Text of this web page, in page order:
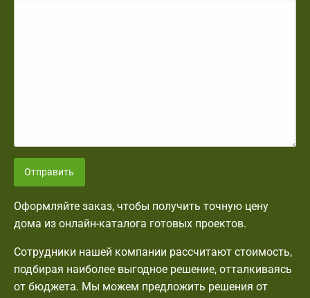
Отправить
Оформляйте заказ, чтобы получить точную цену
дома из онлайн-каталога готовых проектов.
Сотрудники нашей компании рассчитают стоимость,
подбирая наиболее выгодное решение, отталкиваясь
от бюджета. Мы можем предложить решения от